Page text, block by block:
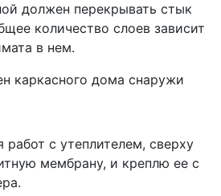
должен перекрывать стык
количество слоев зависит
в нем.
работ с утеплителем, сверху
мембрану, и креплю ее с